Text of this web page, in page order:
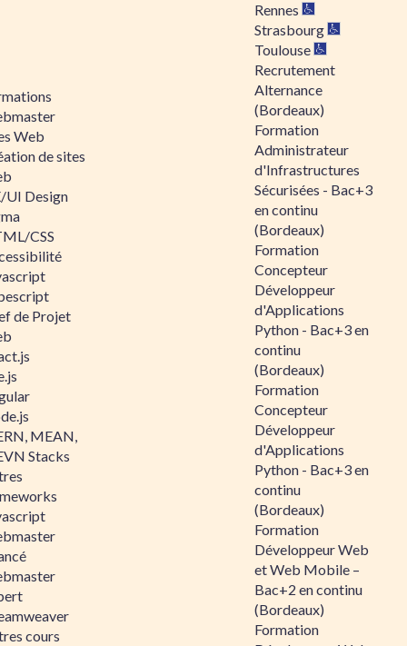
Web
de sites
UI Design
CSS
de Projet
MEAN,
Stacks
cours
Rennes
Strasbourg
Toulouse
Recrutement
Alternance
(Bordeaux)
Formation
Administrateur
d'Infrastructures
Sécurisées - Bac+3
en continu
(Bordeaux)
Formation
Concepteur
Développeur
d'Applications
Python - Bac+3 en
continu
(Bordeaux)
Formation
Concepteur
Développeur
d'Applications
Python - Bac+3 en
continu
(Bordeaux)
Formation
Développeur Web
et Web Mobile –
Bac+2 en continu
(Bordeaux)
Formation